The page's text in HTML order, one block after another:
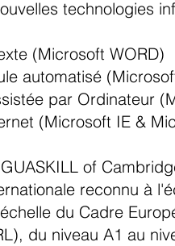
technologies
(Microsoft WORD)
automatisé
par Ordinateur
(Microsoft IE &
of
reconnu à
du Cadre
du niveau A1 au